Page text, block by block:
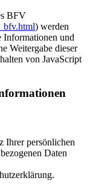
BFV
) werden
Informationen und
Weitergabe dieser
von JavaScript
Ihrer persönlichen
Daten